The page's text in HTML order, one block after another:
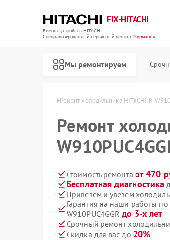
FIX-HITACHI
Ремонт устройств HITACHI
Специализированный cервисный центр г.Мурманск
Мы ремонтируем
Ремонт холодильника HITACHI R-
Ремонт
Стоимость ремонта от 470
Бесплатная диагностика
Привезем и увезем
Гарантия на наши работы
W910PUC4GGRдо 3-х лет
Срочный ремонт
Скидка для вас до 20%